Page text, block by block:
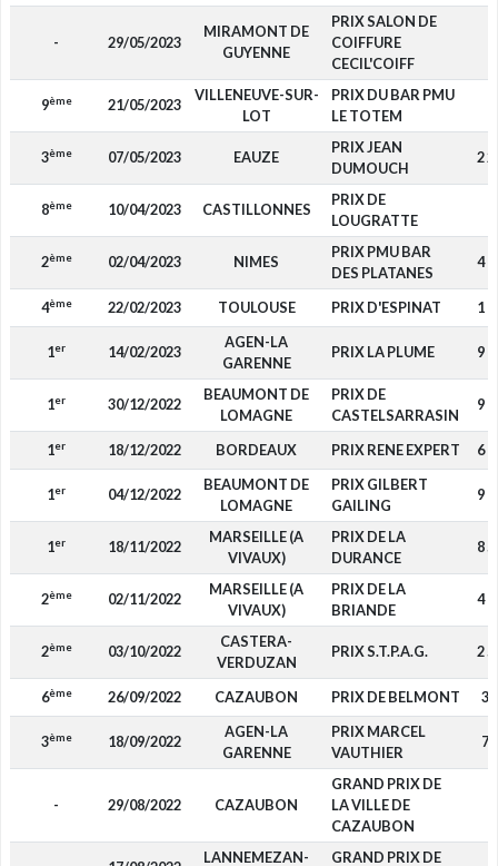
- 29/05/2023
MIRAMONT DE
GUYENNE
PRIX SALON DE
COIFFURE
CECIL'COIFF
9ème 21/05/2023
VILLENEUVE-SUR-
LOT
PRIX DU BAR PMU
LE TOTEM
3ème 07/05/2023 EAUZE
PRIX JEAN
DUMOUCH
2
8ème 10/04/2023 CASTILLONNES
PRIX DE
LOUGRATTE
2ème 02/04/2023 NIMES
PRIX PMU BAR
DES PLATANES
4
4ème 22/02/2023 TOULOUSE PRIX D'ESPINAT 1
1er 14/02/2023
AGEN-LA
GARENNE
PRIX LA PLUME 9
1er 30/12/2022
BEAUMONT DE
LOMAGNE
PRIX DE
CASTELSARRASIN
9
1er 18/12/2022 BORDEAUX PRIX RENE EXPERT 6
1er 04/12/2022
BEAUMONT DE
LOMAGNE
PRIX GILBERT
GAILING
9
1er 18/11/2022
MARSEILLE (A
VIVAUX)
PRIX DE LA
DURANCE
8
2ème 02/11/2022
MARSEILLE (A
VIVAUX)
PRIX DE LA
BRIANDE
4
2ème 03/10/2022
CASTERA-
VERDUZAN
PRIX S.T.P.A.G. 2
6ème 26/09/2022 CAZAUBON PRIX DE BELMONT
3ème 18/09/2022
AGEN-LA
GARENNE
PRIX MARCEL
VAUTHIER
- 29/08/2022 CAZAUBON
GRAND PRIX DE
LA VILLE DE
CAZAUBON
LANNEMEZAN- GRAND PRIX DE